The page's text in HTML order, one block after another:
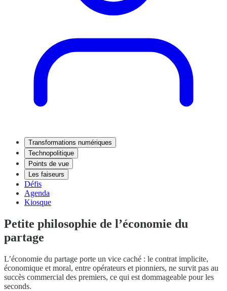
Transformations numériques
Technopolitique
Points de vue
Les faiseurs
Défis
Agenda
Kiosque
Petite philosophie de l’économie du
partage
L’économie du partage porte un vice caché : le contrat implicite,
économique et moral, entre opérateurs et pionniers, ne survit pas au
succès commercial des premiers, ce qui est dommageable pour les
seconds.